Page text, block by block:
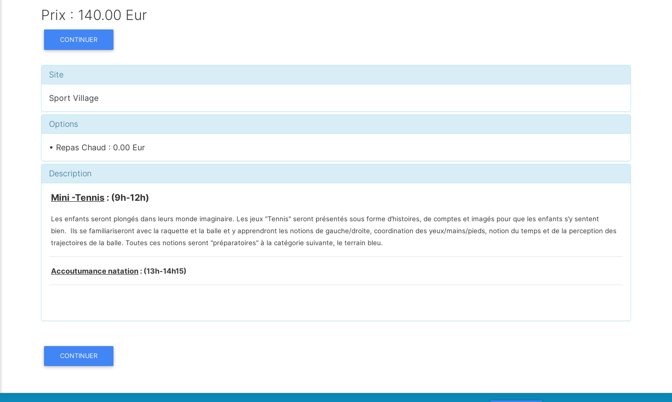
Prix : 140.00 Eur
CONTINUER
Site
Sport Village
Options
• Repas Chaud : 0.00 Eur
Description
Mini -Tennis: (9h-12h)
Les enfants seront plongés dans leurs monde imaginaire. Les jeux "Tennis" seront présentés sous forme d’histoires, de comptes et imagés pour que les enfants s’y sentent
bien. Ils se familiariseront avec la raquette et la balle et y apprendront les notions de gauche/droite, coordination des yeux/mains/pieds, notion du temps et de la perception des
trajectoires de la balle. Toutes ces notions seront "préparatoires" à la catégorie suivante, le terrain bleu.
Accoutumance natation: (13h-14h15)
CONTINUER